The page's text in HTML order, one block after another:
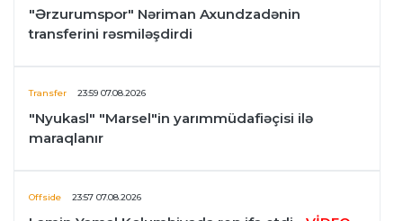
"Ərzurumspor" Nəriman Axundzadənin
transferini rəsmiləşdirdi
Transfer 23:59 07.08.2026
"Nyukasl" "Marsel"in yarımmüdafiəçisi ilə
maraqlanır
Offside 23:57 07.08.2026